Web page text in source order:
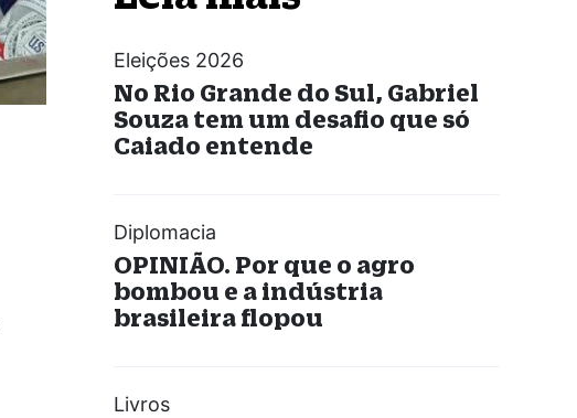
Eleições 2026
No Rio Grande do Sul, Gabriel
Souza tem um desafio que só
Caiado entende
Diplomacia
OPINIÃO. Por que o agro
bombou e a indústria
brasileira flopou
Livros